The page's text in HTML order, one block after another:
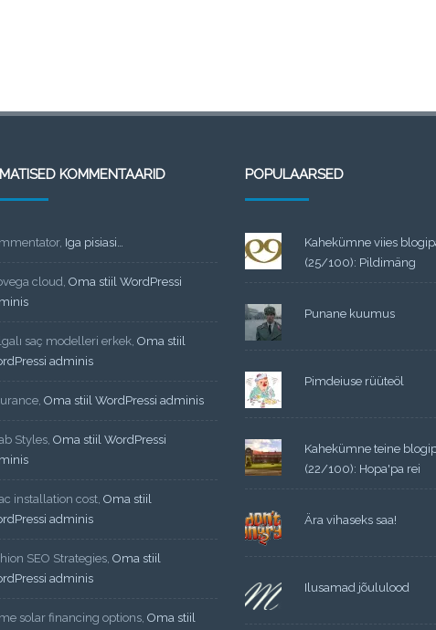
KOMMENTAARID
, Iga pisiasi…
cloud Oma stiil WordPressi
saç modelleri erkek Oma stiil
adminis
Oma stiil WordPressi adminis
Styles Oma stiil WordPressi
installation cost Oma stiil
adminis
SEO Strategies Oma stiil
adminis
solar financing options Oma stiil
POPULAARSED
Kahekümne viies
(25/100): Pildimäng
Punane kuumus
Pimdeiuse rüüteöl
Kahekümne teine
(22/100): Hopa'pa rei
Ära vihaseks saa!
Ilusamad jõululood